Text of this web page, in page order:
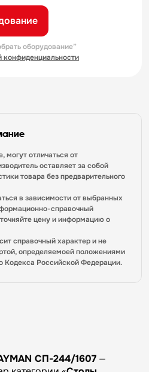
оборудование”
конфиденциальности
могут отличаться от
оставляет за собой
товара без предварительного
в зависимости от выбранных
справочный
цену и информацию о
справочный характер и не
определяемоей положениями
Кодекса Российской Федерации.
СП-244/1607 —